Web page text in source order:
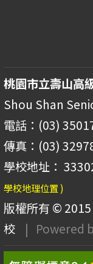
桃園市立壽山高
Shou Shan
電話：(03)
傳真：(03)
學校地址：
學校地理位置 )
版權所有 ©
校
| Powered